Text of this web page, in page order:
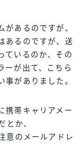
があるのですが、
あるのですが、送
ているのか、その
ーが出て、こちら
事がありました。
携帯キャリアメー
とか、
意のメールアドレ